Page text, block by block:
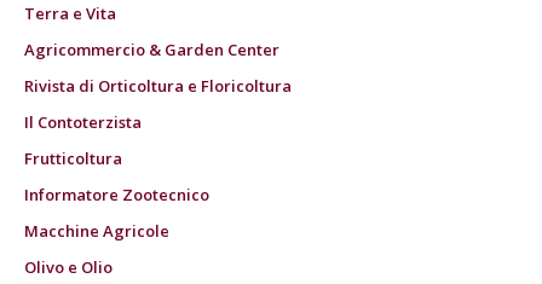
Terra e Vita
Agricommercio & Garden Center
Rivista di Orticoltura e Floricoltura
Il Contoterzista
Frutticoltura
Informatore Zootecnico
Macchine Agricole
Olivo e Olio